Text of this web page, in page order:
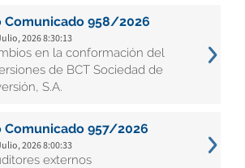
Comunicado 958/2026
2026 8:30:13
en la conformación del
de BCT Sociedad de
S.A.
Comunicado 957/2026
2026 8:00:33
externos